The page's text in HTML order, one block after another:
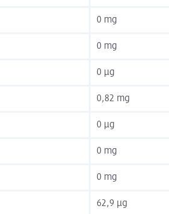
0 mg
0 mg
0 µg
0,82 mg
0 µg
0 mg
0 mg
62,9 µg